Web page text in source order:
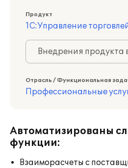
Продукт
1С:Управление
Внедрения продукта
Отрасль / Функциональная
Профессиональные
Автоматизированы
функции:
Взаиморасчеты с